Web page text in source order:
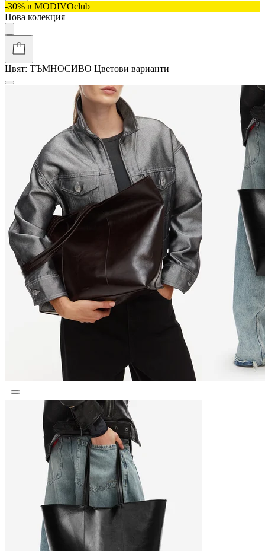
-30% в MODIVOclub
Нова колекция
Цвят: ТЪМНОСИВО Цветови варианти